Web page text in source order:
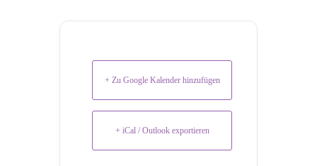
+ Zu Google Kalender hinzufügen
+ iCal / Outlook exportieren